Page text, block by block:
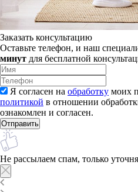
Заказать консультацию
Оставьте телефон, и наш
минут для бесплатной
Я согласен на обработку моих
политикой в отношении
ознакомлен и согласен.
Не рассылаем спам, только